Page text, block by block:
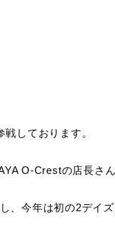
戦しております。
O-Crestの店長さ
、今年は初の2デイ